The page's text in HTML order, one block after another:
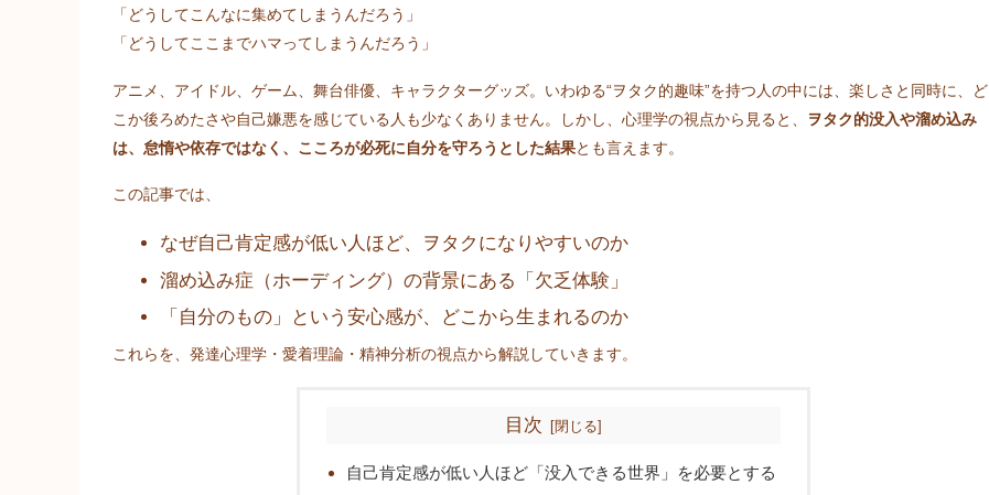
「どうしてこんなに集めてしまうんだろう」
「どうしてここまでハマってしまうんだろう」
アニメ、アイドル、ゲーム、舞台俳優、キャラクターグッズ。いわゆる“ヲタク的趣味”を持つ人の中には、楽しさと同時に、ど
こか後ろめたさや自己嫌悪を感じている人も少なくありません。しかし、心理学の視点から見ると、
ヲタク的没入や溜め込み
は、怠惰や依存ではなく、こころが必死に自分を守ろうとした結果とも言えます。
この記事では、
なぜ自己肯定感が低い人ほど、ヲタクになりやすいのか
溜め込み症（ホーディング）の背景にある「欠乏体験」
「自分のもの」という安心感が、どこから生まれるのか
これらを、発達心理学・愛着理論・精神分析の視点から解説していきます。
目次
自己肯定感が低い人ほど「没入できる世界」を必要とする